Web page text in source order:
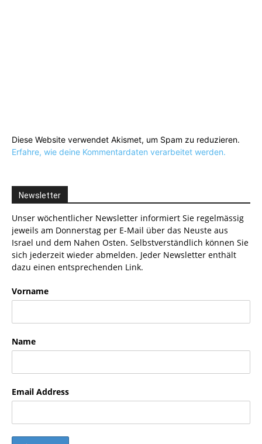
Diese Website verwendet Akismet, um Spam zu reduzieren.
Erfahre, wie deine Kommentardaten verarbeitet werden.
Newsletter
Unser wöchentlicher Newsletter informiert Sie regelmässig
jeweils am Donnerstag per E-Mail über das Neuste aus
Israel und dem Nahen Osten. Selbstverständlich können Sie
sich jederzeit wieder abmelden. Jeder Newsletter enthält
dazu einen entsprechenden Link.
Vorname
Name
Email Address